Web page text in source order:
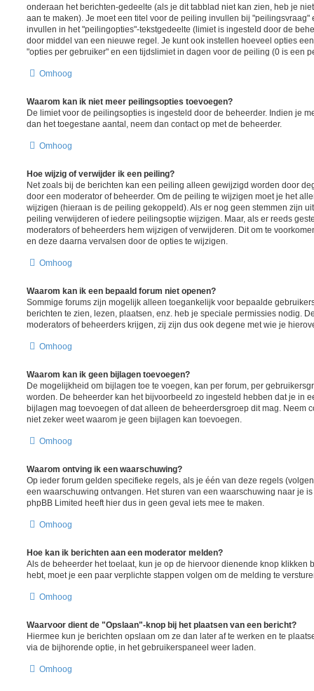
onderaan het berichten-gedeelte (als je dit tabblad niet kan zien, heb je
aan te maken). Je moet een titel voor de peiling invullen bij
invullen in het "peilingopties"-tekstgedeelte (limiet is ingesteld door de
door middel van een nieuwe regel. Je kunt ook instellen hoeveel opties
"opties per gebruiker" en een tijdslimiet in dagen voor de peiling (0 is een
Omhoog
Waarom kan ik niet meer peilingsopties toevoegen?
De limiet voor de peilingsopties is ingesteld door de beheerder. Indien je
dan het toegestane aantal, neem dan contact op met de beheerder.
Omhoog
Hoe wijzig of verwijder ik een peiling?
Net zoals bij de berichten kan een peiling alleen gewijzigd worden door
door een moderator of beheerder. Om de peiling te wijzigen moet je het
wijzigen (hieraan is de peiling gekoppeld). Als er nog geen stemmen zijn
peiling verwijderen of iedere peilingsoptie wijzigen. Maar, als er reeds
moderators of beheerders hem wijzigen of verwijderen. Dit om te
en deze daarna vervalsen door de opties te wijzigen.
Omhoog
Waarom kan ik een bepaald forum niet openen?
Sommige forums zijn mogelijk alleen toegankelijk voor bepaalde
berichten te zien, lezen, plaatsen, enz. heb je speciale permissies nodig.
moderators of beheerders krijgen, zij zijn dus ook degene met wie je
Omhoog
Waarom kan ik geen bijlagen toevoegen?
De mogelijkheid om bijlagen toe te voegen, kan per forum, per
worden. De beheerder kan het bijvoorbeeld zo ingesteld hebben dat je in
bijlagen mag toevoegen of dat alleen de beheerdersgroep dit mag. Neem
niet zeker weet waarom je geen bijlagen kan toevoegen.
Omhoog
Waarom ontving ik een waarschuwing?
Op ieder forum gelden specifieke regels, als je één van deze regels
een waarschuwing ontvangen. Het sturen van een waarschuwing naar je
phpBB Limited heeft hier dus in geen geval iets mee te maken.
Omhoog
Hoe kan ik berichten aan een moderator melden?
Als de beheerder het toelaat, kun je op de hiervoor dienende knop klikken
hebt, moet je een paar verplichte stappen volgen om de melding te
Omhoog
Waarvoor dient de "Opslaan"-knop bij het plaatsen van een bericht?
Hiermee kun je berichten opslaan om ze dan later af te werken en te
via de bijhorende optie, in het gebruikerspaneel weer laden.
Omhoog